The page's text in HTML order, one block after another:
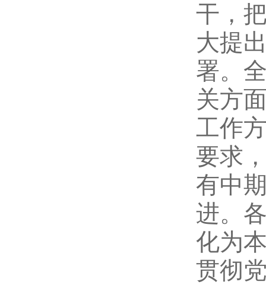
干，
大提
署。
关方
工作
要求
有中
进。
化为
贯彻